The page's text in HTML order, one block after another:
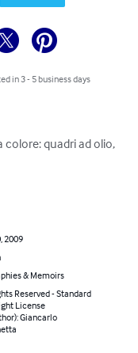
in 3 - 5 business days
quadri ad olio,
2009
& Memoirs
Reserved - Standard
License
Giancarlo